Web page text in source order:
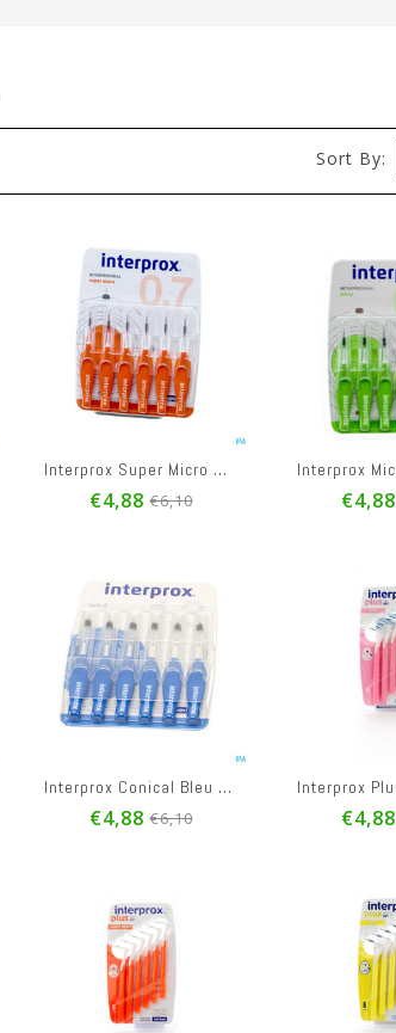
Sort By:
Interprox Super Micro Orange 2mm 31193
€4,88 €6,10 €4,88
Interprox Conical Bleu 3,5-6mm 31189
€4,88 €6,10 €4,88